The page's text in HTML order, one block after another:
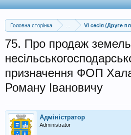
Головна сторінка VI сесія (Друге
75. Про продаж
призначення ФОП
Роману Івановичу
Адміністратор
Administrator